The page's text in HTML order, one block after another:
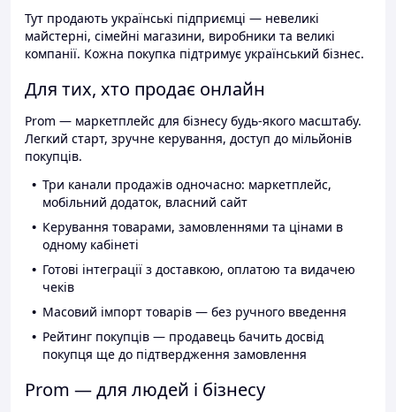
Тут продають українські підприємці — невеликі
майстерні, сімейні магазини, виробники та великі
компанії. Кожна покупка підтримує український бізнес.
Для тих, хто продає онлайн
Prom — маркетплейс для бізнесу будь-якого масштабу.
Легкий старт, зручне керування, доступ до мільйонів
покупців.
Три канали продажів одночасно: маркетплейс,
мобільний додаток, власний сайт
Керування товарами, замовленнями та цінами в
одному кабінеті
Готові інтеграції з доставкою, оплатою та видачею
чеків
Масовий імпорт товарів — без ручного введення
Рейтинг покупців — продавець бачить досвід
покупця ще до підтвердження замовлення
Prom — для людей і бізнесу